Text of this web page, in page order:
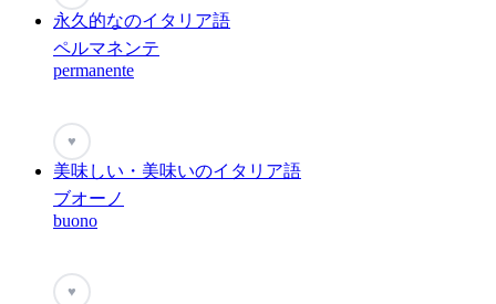
永久的なのイタリア語
ペルマネンテ
permanente
♥
美味しい・美味いのイタリア語
ブオーノ
buono
♥